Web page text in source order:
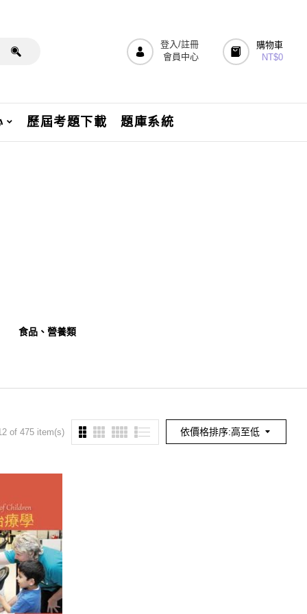
登入/註冊
會員中心
購物車
NT$0
歷屆考題下載 題庫系統
食品、營養類
依價格排序:高至低
of 475 item(s)